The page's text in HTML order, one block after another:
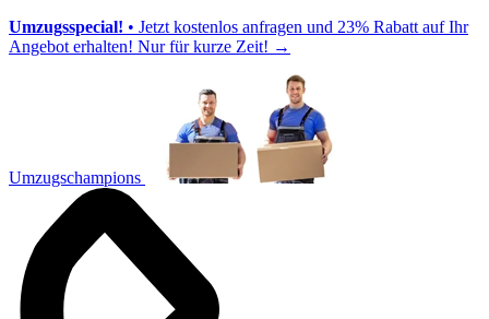
Umzugsspecial! • Jetzt kostenlos anfragen und 23% Rabatt auf Ihr
Angebot erhalten! Nur für kurze Zeit! →
Umzugschampions